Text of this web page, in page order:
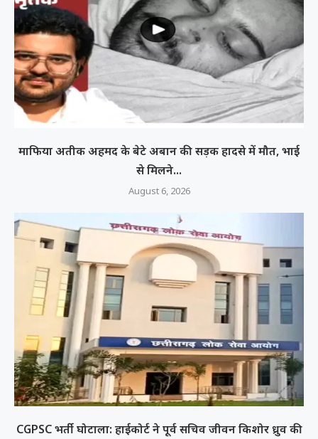
माफिया अतीक अहमद के बेटे अबान की सड़क हादसे में मौत, भाई
से मिलने...
August 6, 2026
CGPSC भर्ती घोटाला: हाईकोर्ट ने पूर्व सचिव जीवन किशोर ध्रुव की